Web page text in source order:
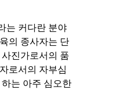
는 커다란 분야
의 종사자는 단
진가로서의 품
로서의 자부심
는 아주 심오한